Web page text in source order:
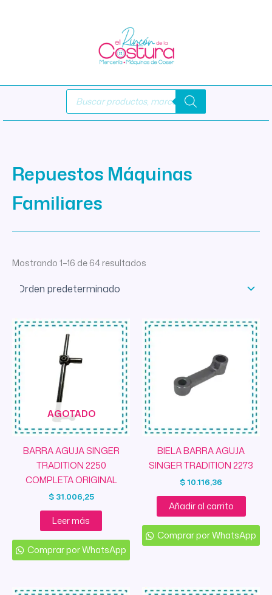
Búsqueda
productos
Repuestos Máquinas
Familiares
Mostrando 1–16 de 64 resultados
AGOTADO
BARRA AGUJA SINGER
TRADITION 2250
COMPLETA ORIGINAL
$31.006,25
Leer más
Comprar por WhatsApp
BIELA BARRA AGUJA
SINGER TRADITION 2273
$10.116,36
Añadir al carrito
Comprar por WhatsApp